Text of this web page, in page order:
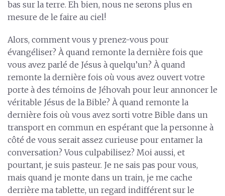
bas sur la terre. Eh bien, nous ne serons plus en
mesure de le faire au ciel!
Alors, comment vous y prenez-vous pour
évangéliser? À quand remonte la dernière fois que
vous avez parlé de Jésus à quelqu’un? À quand
remonte la dernière fois où vous avez ouvert votre
porte à des témoins de Jéhovah pour leur annoncer le
véritable Jésus de la Bible? À quand remonte la
dernière fois où vous avez sorti votre Bible dans un
transport en commun en espérant que la personne à
côté de vous serait assez curieuse pour entamer la
conversation? Vous culpabilisez? Moi aussi, et
pourtant, je suis pasteur. Je ne sais pas pour vous,
mais quand je monte dans un train, je me cache
derrière ma tablette, un regard indifférent sur le